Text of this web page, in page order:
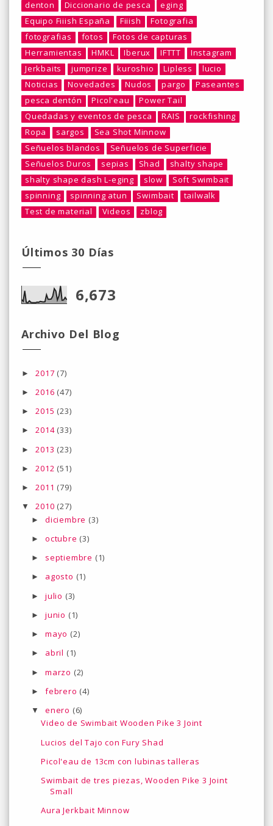
denton Diccionario de pesca
eging
Equipo Fiiish España
Fiiish
Fotografia
fotografias
fotos
Fotos de capturas
Herramientas
HMKL Iberux IFTTT
Instagram
Jerkbaits
jumprize kuroshio Lipless
lucio
Noticias
Novedades Nudos pargo
Paseantes
pesca dentón
Picol'eau
Power Tail
Quedadas y eventos de pesca
RAIS
rockfishing
Ropa
sargos
Sea Shot Minnow
Señuelos blandos
Señuelos de Superficie
Señuelos Duros
sepias Shad
shalty shape
shalty shape dash L-eging
slow
Soft Swimbait
spinning
spinning atun Swimbait
tailwalk
Test de material
Videos zblog
Últimos 30 Días
6,673
Archivo Del Blog
►2017 (7)
►2016 (47)
►2015 (23)
►2014 (33)
►2013 (23)
►2012 (51)
►2011 (79)
▼2010 (27)
► diciembre (3)
► octubre (3)
► septiembre (1)
► agosto (1)
► julio (3)
► junio (1)
► mayo (2)
► abril (1)
► marzo (2)
► febrero (4)
▼ enero (6)
Video de Swimbait Wooden Pike 3 Joint
Lucios del Tajo con Fury Shad
Picol'eau de 13cm con lubinas talleras
Swimbait de tres piezas, Wooden Pike 3 Joint
Small
Aura Jerkbait Minnow